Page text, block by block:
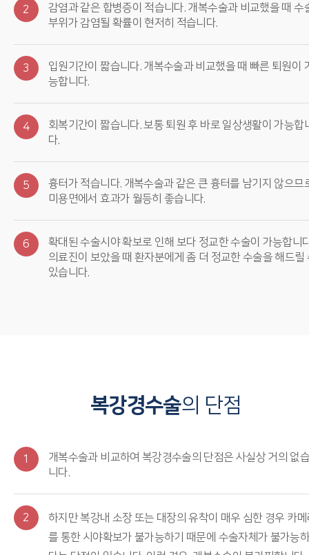
2
감염과 같은 합병증이 적습니다. 개복수술과 비교했을 때 수
부위가 감염될 확률이 현저히 적습니다.
3
입원기간이 짧습니다. 개복수술과 비교했을 때 빠른 퇴원이
능합니다.
4
회복기간이 짧습니다. 보통 퇴원 후 바로 일상생활이 가능합
다.
5
흉터가 적습니다. 개복수술과 같은 큰 흉터를 남기지 않으므
미용면에서 효과가 월등히 좋습니다.
6
확대된 수술시야 확보로 인해 보다 정교한 수술이 가능합니
의료진이 보았을 때 환자분에게 좀 더 정교한 수술을 해드릴
있습니다.
복강경수술의 단점
1
개복수술과 비교하여 복강경수술의 단점은 사실상 거의 없
니다.
2
하지만 복강내 소장 또는 대장의 유착이 매우 심한 경우 카
를 통한 시야확보가 불가능하기 때문에 수술자체가 불가능